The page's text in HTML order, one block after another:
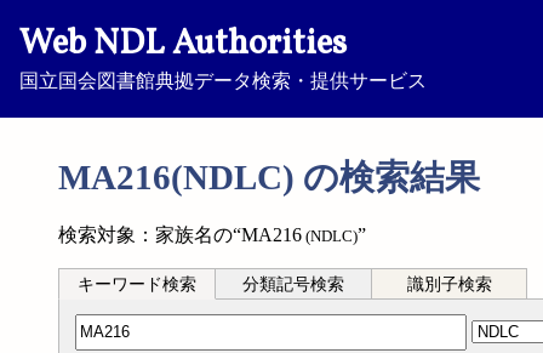
Web NDL Authorities
国立国会図書館典拠データ検索・提供サービス
MA216(NDLC) の検索結果
検索対象：家族名の“MA216 (NDLC)”
キーワード検索 分類記号検索 識別子検索
分類記号検索